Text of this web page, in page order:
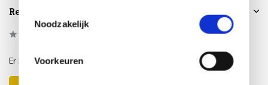
Noodzakelijk
Voorkeuren
Reviews
Er zijn nog geen reviews geschreven over dit product..